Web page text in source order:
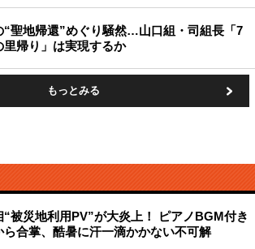
“聖地帰還”めぐり騒然…山口組・司組長「7
里帰り」は実現するか
もっとみる
“被災地利用PV”が大炎上！ ピアノBGM付き
ら合掌、酷暑に汗一滴かかない不可解